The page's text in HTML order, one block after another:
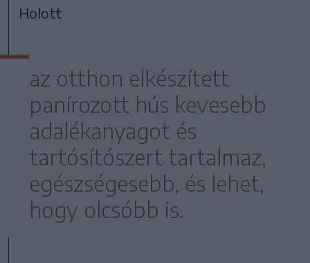
Holott
az otthon elkészített
panírozott hús kevesebb
adalékanyagot és
tartósítószert tartalmaz,
egészségesebb, és lehet,
hogy olcsóbb is.